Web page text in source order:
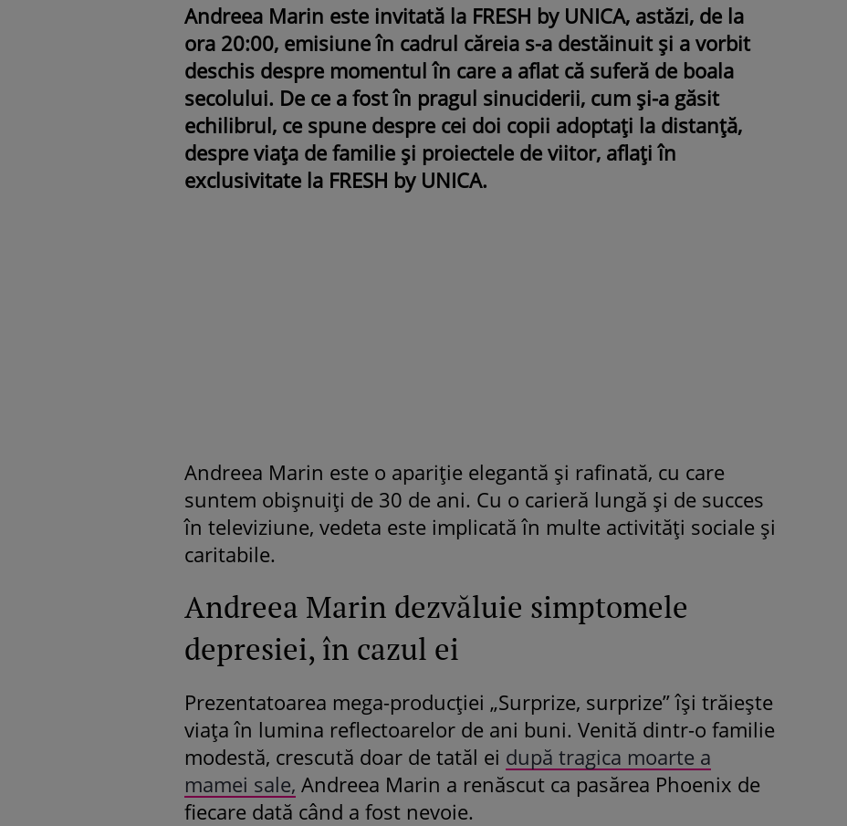
Andreea Marin este invitată la FRESH by UNICA, astăzi, de la
ora 20:00, emisiune în cadrul căreia s-a destăinuit și a vorbit
deschis despre momentul în care a aflat că suferă de boala
secolului. De ce a fost în pragul sinuciderii, cum și-a găsit
echilibrul, ce spune despre cei doi copii adoptați la distanță,
despre viața de familie și proiectele de viitor, aflați în
exclusivitate la FRESH by UNICA.
Andreea Marin este o apariție elegantă și rafinată, cu care
suntem obișnuiți de 30 de ani. Cu o carieră lungă și de succes
în televiziune, vedeta este implicată în multe activități sociale și
caritabile.
Andreea Marin dezvăluie simptomele
depresiei, în cazul ei
Prezentatoarea mega-producției „Surprize, surprize” își trăiește
viața în lumina reflectoarelor de ani buni. Venită dintr-o familie
modestă, crescută doar de tatăl ei după tragica moarte a
mamei sale, Andreea Marin a renăscut ca pasărea Phoenix de
fiecare dată când a fost nevoie.
ROMÂNEŞTI VEDETE
Fiica Iuliei Albu și a lui Mihai Albu a